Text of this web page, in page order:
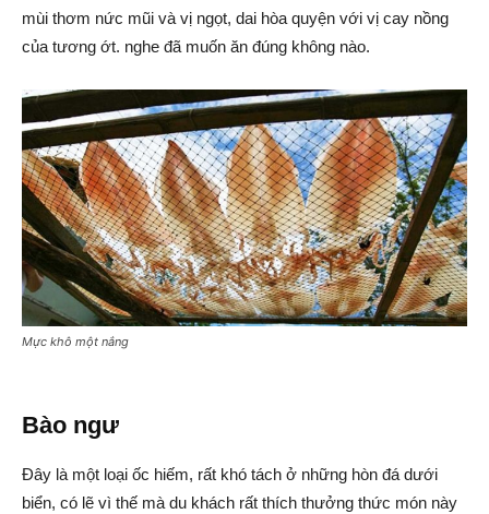
mùi thơm nức mũi và vị ngọt, dai hòa quyện với vị cay nồng
của tương ớt. nghe đã muốn ăn đúng không nào.
Mực khô một nắng
Bào ngư
Đây là một loại ốc hiếm, rất khó tách ở những hòn đá dưới
biển, có lẽ vì thế mà du khách rất thích thưởng thức món này